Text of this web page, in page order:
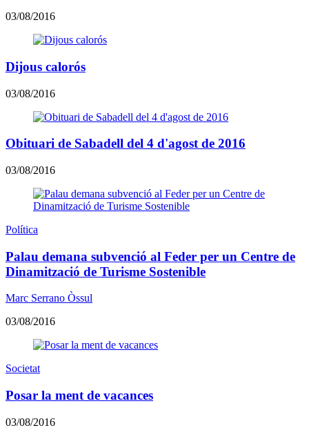
03/08/2016
Dijous calorós
03/08/2016
Obituari de Sabadell del 4 d'agost de 2016
03/08/2016
Política
Palau demana subvenció al Feder per un Centre de
Dinamització de Turisme Sostenible
Marc Serrano Òssul
03/08/2016
Societat
Posar la ment de vacances
03/08/2016